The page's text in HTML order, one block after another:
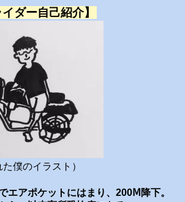
ダー自己紹介】
僕のイラスト）
エアポケットにはまり、200Ⅿ降下。